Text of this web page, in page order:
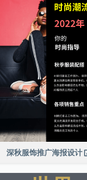
深秋服饰推广海报设计